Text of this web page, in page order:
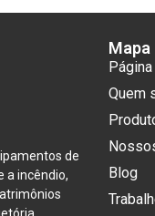
de
a incêndio,
Quem
Blog